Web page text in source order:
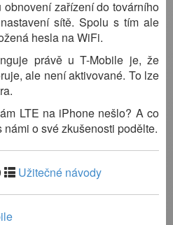
zařízení do továrního
sítě. Spolu s tím ale
hesla na WiFi.
právě u T-Mobile je, že
ale není aktivované. To lze
LTE na iPhone nešlo? A co
o své zkušenosti podělte.
Užitečné návody